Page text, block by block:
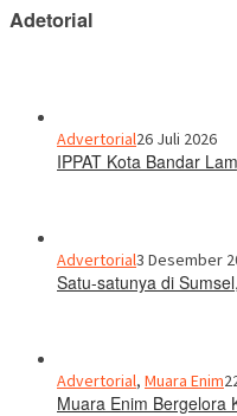
Adetorial
Advertorial26 Juli 2026
IPPAT Kota Bandar
Advertorial3 Desember
Satu-satunya di
Advertorial, Muara Enim
Muara Enim